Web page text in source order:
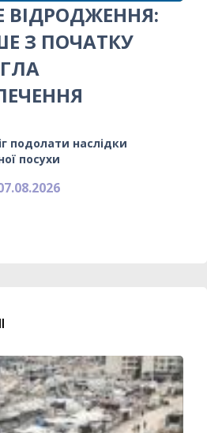
ВІДРОДЖЕННЯ:
З ПОЧАТКУ
подолати наслідки
посухи